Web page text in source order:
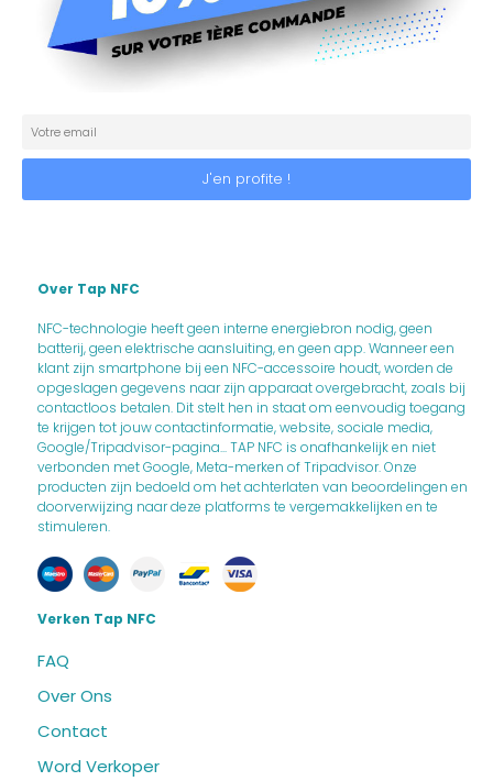
Over Tap NFC
NFC-technologie heeft geen interne energiebron nodig, geen
batterij, geen elektrische aansluiting, en geen app. Wanneer een
klant zijn smartphone bij een NFC-accessoire houdt, worden de
opgeslagen gegevens naar zijn apparaat overgebracht, zoals bij
contactloos betalen. Dit stelt hen in staat om eenvoudig toegang
te krijgen tot jouw contactinformatie, website, sociale media,
Google/Tripadvisor-pagina... TAP NFC is onafhankelijk en niet
verbonden met Google, Meta-merken of Tripadvisor. Onze
producten zijn bedoeld om het achterlaten van beoordelingen en
doorverwijzing naar deze platforms te vergemakkelijken en te
stimuleren.
Verken Tap NFC
FAQ
Over Ons
Contact
Word Verkoper